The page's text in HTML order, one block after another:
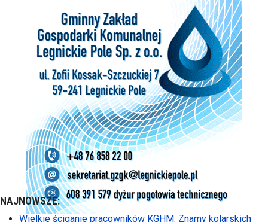
NAJNOWSZE:
Wielkie ściganie pracowników KGHM. Znamy kolarskich